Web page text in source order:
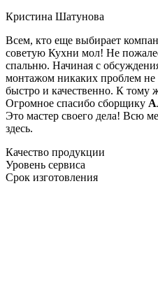
Кристина Шатунова
Всем, кто еще выбирает
советую Кухни мол! Не
спальню. Начиная с
монтажом никаких проблем
быстро и качественно. К тому
Огромное спасибо сборщику
Это мастер своего дела! Всю
здесь.
Качество продукции
Уровень сервиса
Срок изготовления